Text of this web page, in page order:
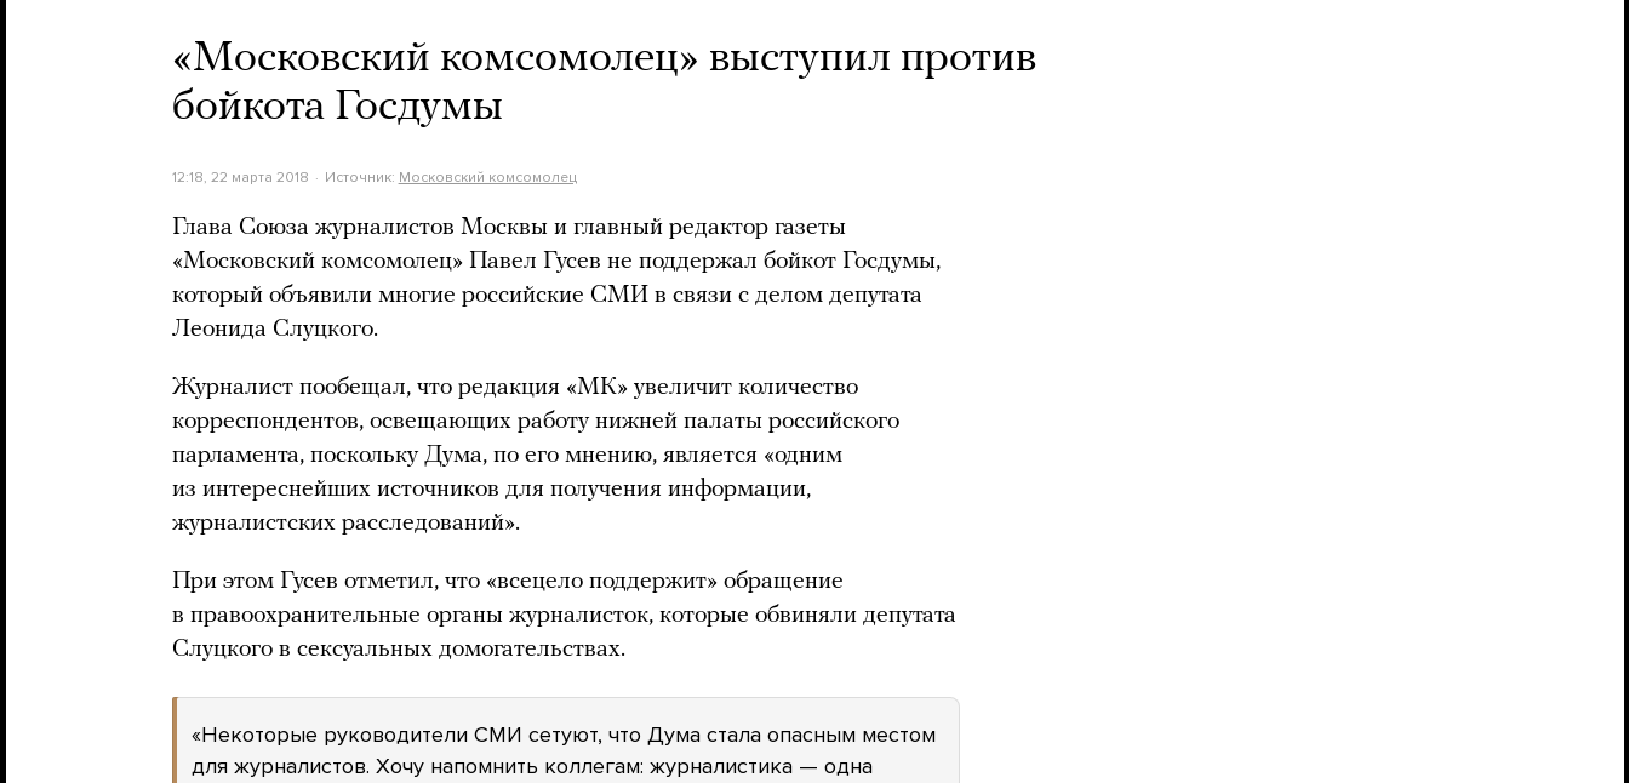
«Московский комсомолец» выступил против
бойкота Госдумы
12:18, 22 марта 2018 Источник: Московский комсомолец
Глава Союза журналистов Москвы и главный редактор газеты
«Московский комсомолец» Павел Гусев не поддержал бойкот Госдумы,
который объявили многие российские СМИ в связи с делом депутата
Леонида Слуцкого.
Журналист пообещал, что редакция «МК» увеличит количество
корреспондентов, освещающих работу нижней палаты российского
парламента, поскольку Дума, по его мнению, является «одним
из интереснейших источников для получения информации,
журналистских расследований».
При этом Гусев отметил, что «всецело поддержит» обращение
в правоохранительные органы журналисток, которые обвиняли депутата
Слуцкого в сексуальных домогательствах.
«Некоторые руководители СМИ сетуют, что Дума стала опасным местом
для журналистов. Хочу напомнить коллегам: журналистика — одна